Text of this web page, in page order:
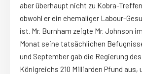
aber überhaupt nicht zu Kobra-
obwohl er ein ehemaliger Labour-
ist. Mr. Burnham zeigte Mr. Johnson
Monat seine tatsächlichen
und September gab die Regierung
Königreichs 210 Milliarden Pfund